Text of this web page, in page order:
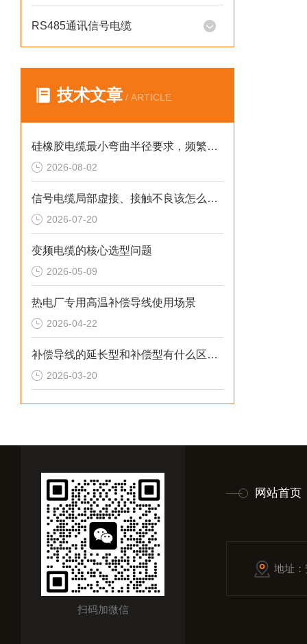
RS485通讯信号电缆
技术文章 / ARTICLE
硅橡胶电缆最小弯曲半径要求，频繁弯折场景允许弯曲半径取值。
2026-08-02
信号电缆局部虚接、接触不良该怎么检测排查？
2026-07-20
变频电缆的核心选型问题
2026-05-09
热电厂专用高温补偿导线使用场景
2026-04-22
补偿导线的延长型和补偿型有什么区别？
2026-03-20
扫码加微信
网站首页
地址